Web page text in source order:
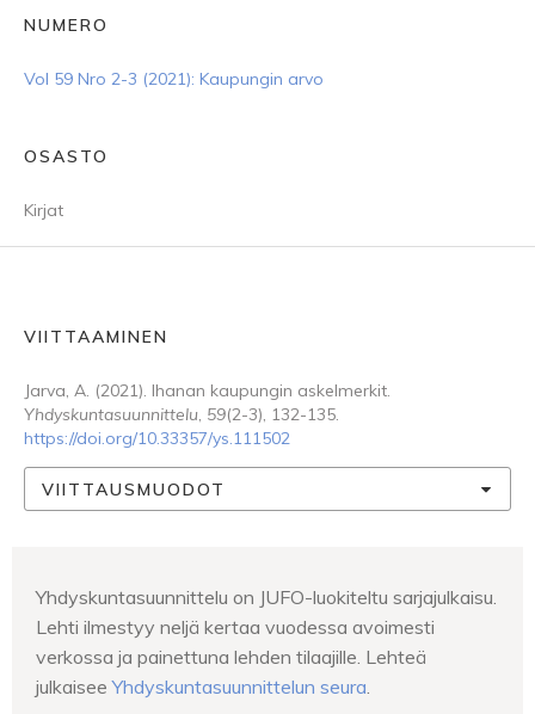
NUMERO
Vol 59 Nro 2-3 (2021): Kaupungin arvo
OSASTO
Kirjat
VIITTAAMINEN
Jarva, A. (2021). Ihanan kaupungin askelmerkit.
Yhdyskuntasuunnittelu, 59(2-3), 132-135.
https://doi.org/10.33357/ys.111502
VIITTAUSMUODOT
Yhdyskuntasuunnittelu on JUFO-luokiteltu sarjajulkaisu.
Lehti ilmestyy neljä kertaa vuodessa avoimesti
verkossa ja painettuna lehden tilaajille. Lehteä
julkaiseeYhdyskuntasuunnittelun seura.